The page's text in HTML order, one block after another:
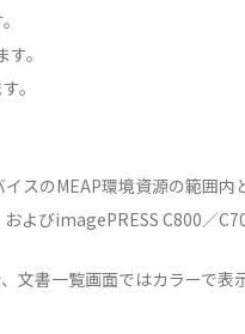
。
。
スのMEAP環境資源の範囲
よびimagePRESS C800／
書一覧画面ではカラーで